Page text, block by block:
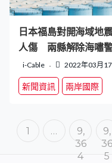
日本福島對開海域
人傷 兩縣解除海嘯
i-Cable 2022年03月17
新聞資訊 兩岸國際
1 …
9,
36
4
9,
36
5